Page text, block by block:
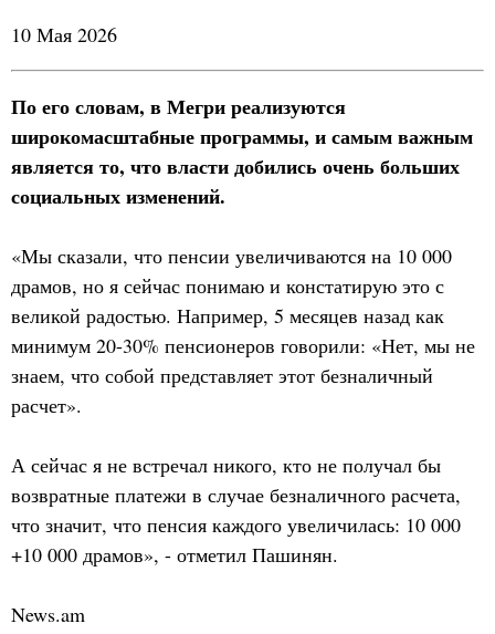
10 Мая 2026
По его словам, в Мегри реализуются
широкомасштабные программы, и самым важным
является то, что власти добились очень больших
социальных изменений.
«Мы сказали, что пенсии увеличиваются на 10 000
драмов, но я сейчас понимаю и констатирую это с
великой радостью. Например, 5 месяцев назад как
минимум 20-30% пенсионеров говорили: «Нет, мы не
знаем, что собой представляет этот безналичный
расчет».
А сейчас я не встречал никого, кто не получал бы
возвратные платежи в случае безналичного расчета,
что значит, что пенсия каждого увеличилась: 10 000
+10 000 драмов», - отметил Пашинян.
News.am